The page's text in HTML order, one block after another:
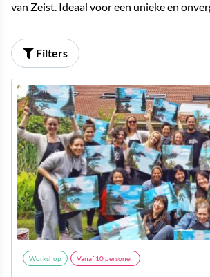
van Zeist. Ideaal voor een unieke en
Filters
Workshop Vanaf10personen